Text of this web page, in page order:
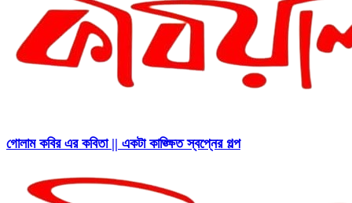
গোলাম কবির এর কবিতা || একটা কাঙ্ক্ষিত স্বপ্নের গল্প